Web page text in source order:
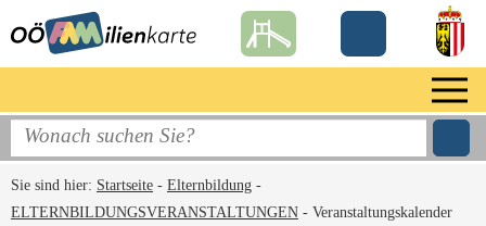
Sie sind hier: Startseite - Elternbildung -
ELTERNBILDUNGSVERANSTALTUNGEN - Veranstaltungskalender